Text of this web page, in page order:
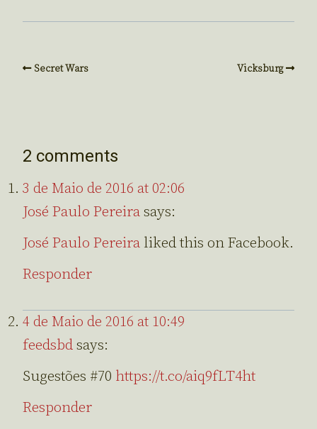
Secret Wars Vicksburg
2 comments
3 de Maio de 2016 at 02:06
José Paulo Pereirasays:
José Paulo Pereira liked this on Facebook.
Responder
4 de Maio de 2016 at 10:49
feedsbdsays:
Sugestões #70 https://t.co/aiq9fLT4ht
Responder